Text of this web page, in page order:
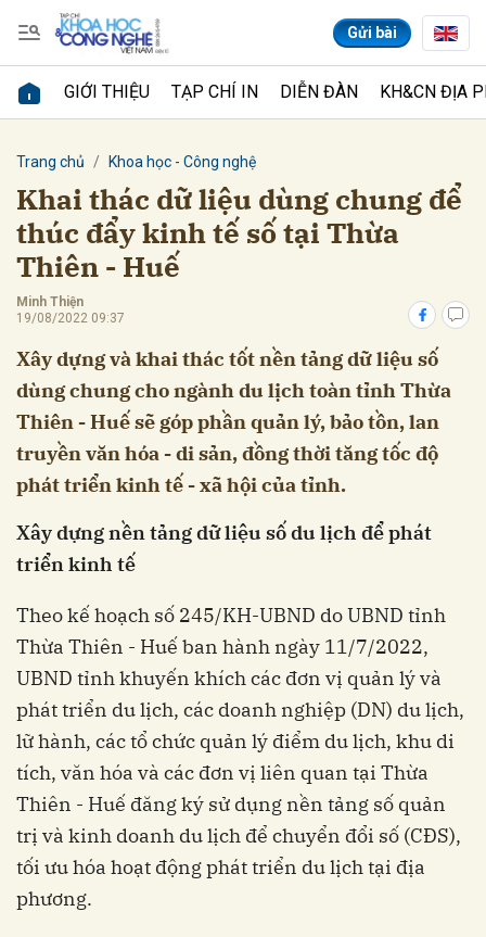
Gửi bài
GIỚI THIỆU TẠP CHÍ IN DIỄN ĐÀN KH&CN ĐỊA
Trang chủ Khoa học - Công nghệ
Khai thác dữ liệu dùng chung để
thúc đẩy kinh tế số tại Thừa
Thiên - Huế
Minh Thiện
19/08/2022 09:37
Xây dựng và khai thác tốt nền tảng dữ liệu số
dùng chung cho ngành du lịch toàn tỉnh Thừa
Thiên - Huế sẽ góp phần quản lý, bảo tồn, lan
truyền văn hóa - di sản, đồng thời tăng tốc độ
phát triển kinh tế - xã hội của tỉnh.
Xây dựng nền tảng dữ liệu số du lịch để phát
triển kinh tế
Theo kế hoạch số 245/KH-UBND do UBND tỉnh
Thừa Thiên - Huế ban hành ngày 11/7/2022,
UBND tỉnh khuyến khích các đơn vị quản lý và
phát triển du lịch, các doanh nghiệp (DN) du lịch,
lữ hành, các tổ chức quản lý điểm du lịch, khu di
tích, văn hóa và các đơn vị liên quan tại Thừa
Thiên - Huế đăng ký sử dụng nền tảng số quản
trị và kinh doanh du lịch để chuyển đổi số (CĐS),
tối ưu hóa hoạt động phát triển du lịch tại địa
phương.
Gửi bình luận
Hủy Gửi